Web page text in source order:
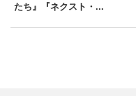
たち』『ネクスト・...